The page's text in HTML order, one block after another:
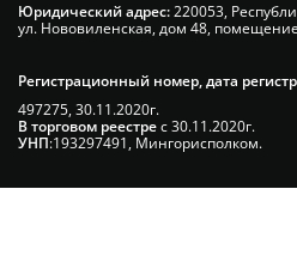
Юридический адрес:220053,
ул. Нововиленская, дом 48,
Регистрационный номер, дата
497275, 30.11.2020г.
В торговом реестрес 30.11.2020г.
УНП:193297491, Мингорисполком.